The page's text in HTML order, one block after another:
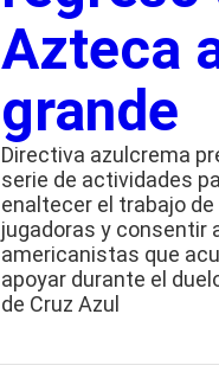
Azteca
grande
Directiva azulcrema
serie de actividades
enaltecer el trabajo de
jugadoras y consentir
americanistas que
apoyar durante el
de Cruz Azul